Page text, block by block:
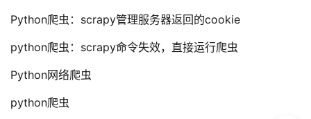
Python爬虫：scrapy管理服务器返回的cookie
python爬虫：scrapy命令失效，直接运行爬虫
Python网络爬虫
python爬虫